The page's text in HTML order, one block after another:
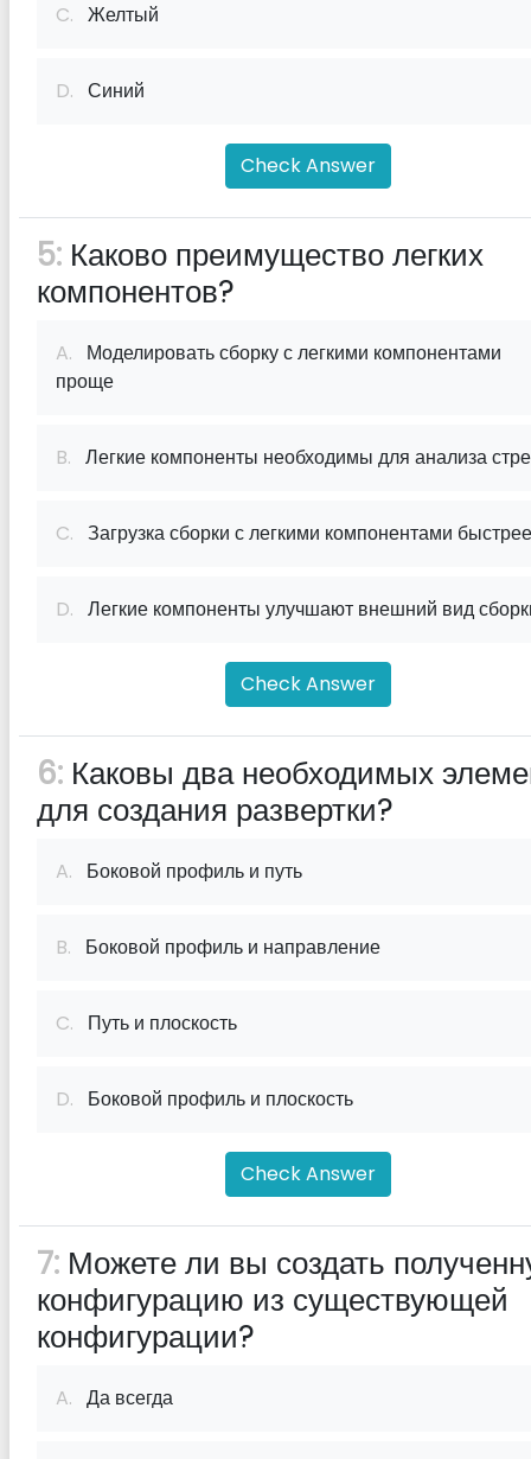
C. Желтый
D. Синий
Check Answer
5: Каково преимущество легких
компонентов?
A. Моделировать сборку с легкими компонентами
проще
B. Легкие компоненты необходимы для анализа
C. Загрузка сборки с легкими компонентами быстрее
D. Легкие компоненты улучшают внешний вид
Check Answer
6: Каковы два необходимых
для создания развертки?
A. Боковой профиль и путь
B. Боковой профиль и направление
C. Путь и плоскость
D. Боковой профиль и плоскость
Check Answer
7: Можете ли вы создать
конфигурацию из существующей
конфигурации?
A. Да всегда